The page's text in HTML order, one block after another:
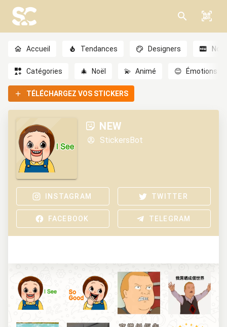
Accueil Tendances Designers
Catégories 🎄 Noël 💫 Animé 😊 Émotions
TÉLÉCHARGEZ VOS STICKERS
NEW
StickersBot
INSTAGRAM TWITTER
FACEBOOK TELEGRAM